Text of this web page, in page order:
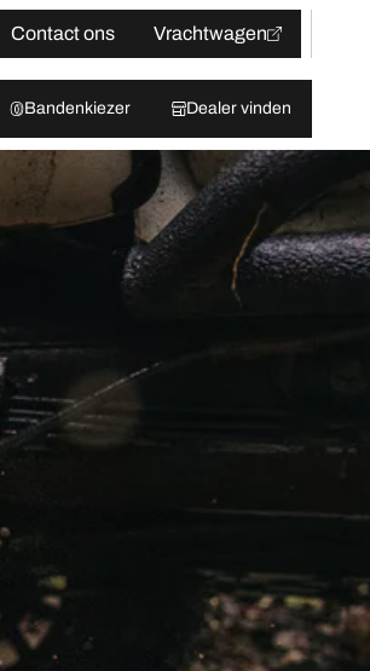
Contact ons
Vrachtwagen
Bandenkiezer Dealer vinden